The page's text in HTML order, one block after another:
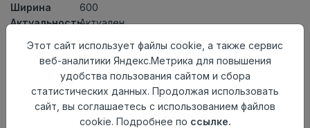
Ширина
600
АктуальностьАктуален
группа
Керамогранит
Толщина
9
Поверхность полированный
Страна
происхождения
Индия
Этот сайт использует файлы cookie, а также сервис
веб-аналитики Яндекс.Метрика для повышения
удобства пользования сайтом и сбора
статистических данных. Продолжая использовать
сайт, вы соглашаетесь с использованием файлов
cookie. Подробнее по ссылке.